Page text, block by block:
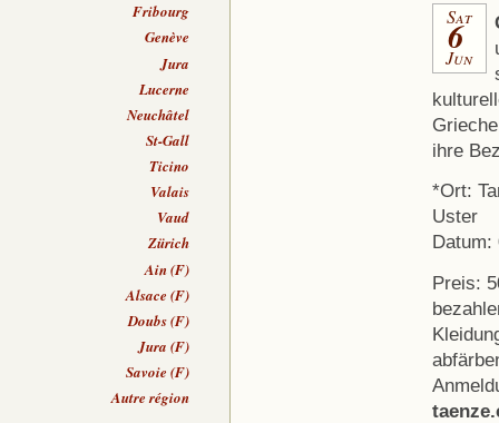
Sat
6
Jun
ihre
*Ort:
Uster
Datum:
Preis:
Fribourg
Genève
Jura
Lucerne
Neuchâtel
St-Gall
Ticino
Valais
Vaud
Zürich
Ain (F)
Alsace (F)
Doubs (F)
Jura (F)
Savoie (F)
Autre région